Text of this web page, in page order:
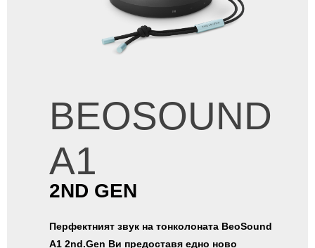
BEOSOUND
A1
2ND GEN
Перфектният звук на тонколоната BeoSound
A1 2nd.Gen Ви предоставя едно ново